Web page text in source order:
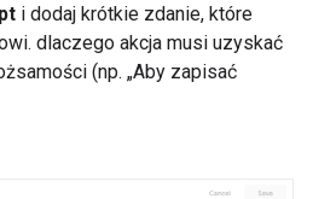
i dodaj krótkie zdanie, które
dlaczego akcja musi uzyskać
(np. „Aby zapisać